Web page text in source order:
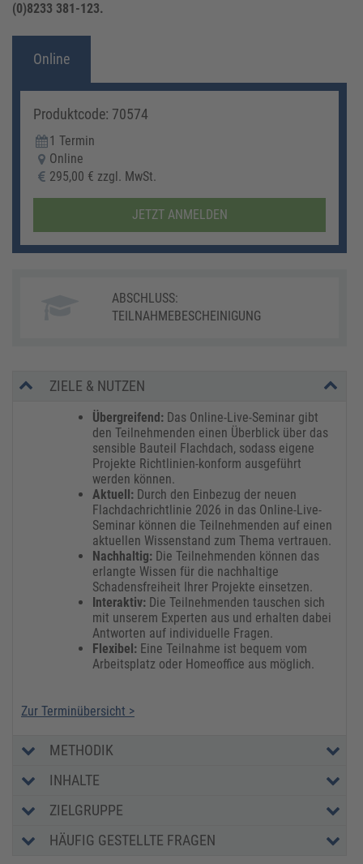
(0)8233 381-123.
Online
Produktcode: 70574
1 Termin
Online
295,00 € zzgl. MwSt.
JETZT ANMELDEN
ABSCHLUSS:
TEILNAHMEBESCHEINIGUNG
ZIELE & NUTZEN
Übergreifend: Das Online-Live-Seminar gibt
den Teilnehmenden einen Überblick über das
sensible Bauteil Flachdach, sodass eigene
Projekte Richtlinien-konform ausgeführt
werden können.
Aktuell: Durch den Einbezug der neuen
Flachdachrichtlinie 2026 in das Online-Live-
Seminar können die Teilnehmenden auf einen
aktuellen Wissenstand zum Thema vertrauen.
Nachhaltig: Die Teilnehmenden können das
erlangte Wissen für die nachhaltige
Schadensfreiheit Ihrer Projekte einsetzen.
Interaktiv: Die Teilnehmenden tauschen sich
mit unserem Experten aus und erhalten dabei
Antworten auf individuelle Fragen.
Flexibel: Eine Teilnahme ist bequem vom
Arbeitsplatz oder Homeoffice aus möglich.
Zur Terminübersicht >
METHODIK
INHALTE
ZIELGRUPPE
HÄUFIG GESTELLTE FRAGEN